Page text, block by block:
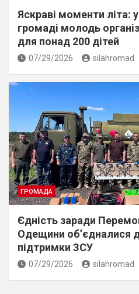
Яскраві моменти літа:
громаді молодь
для понад 200 дітей
07/29/2026 silahromad
ГРОМАДА
Єдність заради
Одещини об’єдналися
підтримки ЗСУ
07/29/2026 silahromad